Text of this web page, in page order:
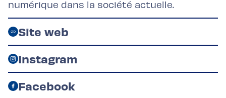
numérique dans la société actuelle.
Site web
Instagram
Facebook